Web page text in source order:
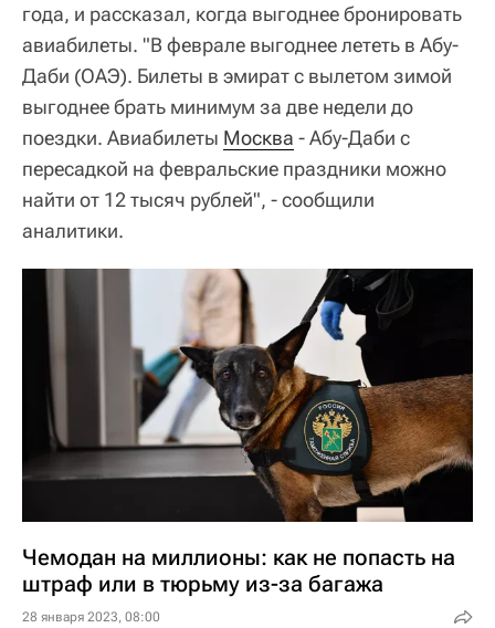
года, и рассказал, когда выгоднее бронировать
авиабилеты. "В феврале выгоднее лететь в Абу-
Даби (ОАЭ). Билеты в эмират с вылетом зимой
выгоднее брать минимум за две недели до
поездки. Авиабилеты Москва - Абу-Даби с
пересадкой на февральские праздники можно
найти от 12 тысяч рублей", - сообщили
аналитики.
Чемодан на миллионы: как не попасть на
штраф или в тюрьму из-за багажа
28 января 2023, 08:00